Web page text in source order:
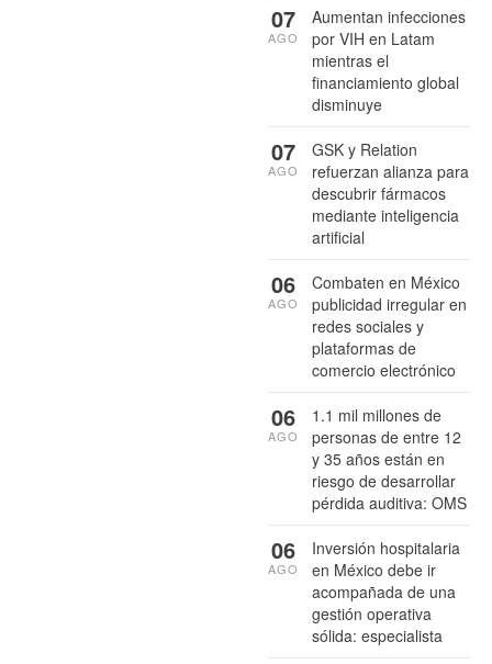
Aumentan infecciones
por VIH en Latam
mientras el
financiamiento global
disminuye
07
AGO
GSK y Relation
refuerzan alianza para
descubrir fármacos
mediante inteligencia
artificial
07
AGO
Combaten en México
publicidad irregular en
redes sociales y
plataformas de
comercio electrónico
06
AGO
1.1 mil millones de
personas de entre 12
y 35 años están en
riesgo de desarrollar
pérdida auditiva: OMS
06
AGO
Inversión hospitalaria
en México debe ir
acompañada de una
gestión operativa
sólida: especialista
06
AGO